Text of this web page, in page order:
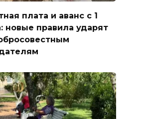
плата и аванс с 1
новые правила ударят